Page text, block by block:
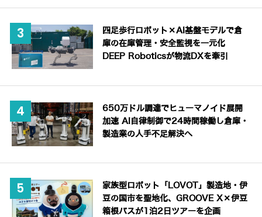
四足歩行ロボット×AI基盤モデルで倉
庫の在庫管理・安全監視を一元化
DEEP Roboticsが物流DXを牽引
650万ドル調達でヒューマノイド展開
加速 AI自律制御で24時間稼働し倉庫・
製造業の人手不足解決へ
家族型ロボット「LOVOT」製造地・伊
豆の国市を聖地化、GROOVE X×伊豆
箱根バスが1泊2日ツアーを企画